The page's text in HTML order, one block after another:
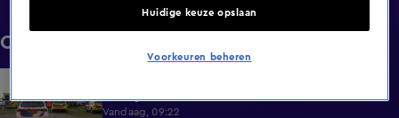
Clips
Vandaag, 09:22
Huidige keuze opslaan
Voorkeuren beheren